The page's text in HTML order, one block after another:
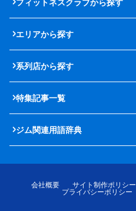
フィットネスクラブから探す
エリアから探す
系列店から探す
特集記事一覧
ジム関連用語辞典
会社概要 サイト制作ポリシー
プライバシーポリシー